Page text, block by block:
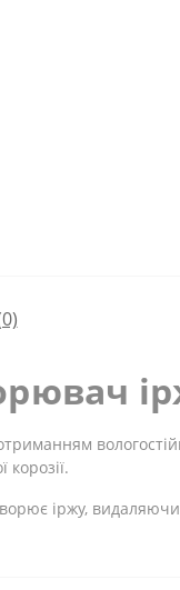
корозії.
іржу,